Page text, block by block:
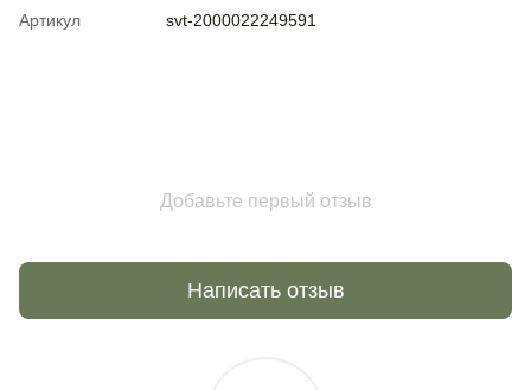
Артикул
svt-2000022249591
Добавьте первый отзыв
Написать отзыв